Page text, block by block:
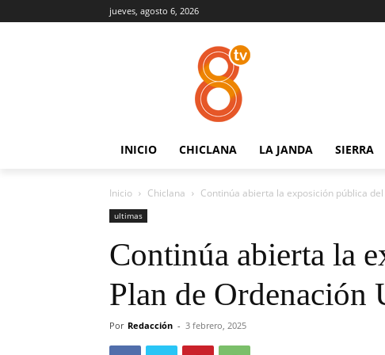
jueves, agosto 6, 2026
INICIO CHICLANA LA JANDA SIERRA
Inicio Chiclana Continúa abierta la exposición pública
ultimas
Continúa abierta la
Plan de Ordenación
Por Redacción - 3 febrero, 2025